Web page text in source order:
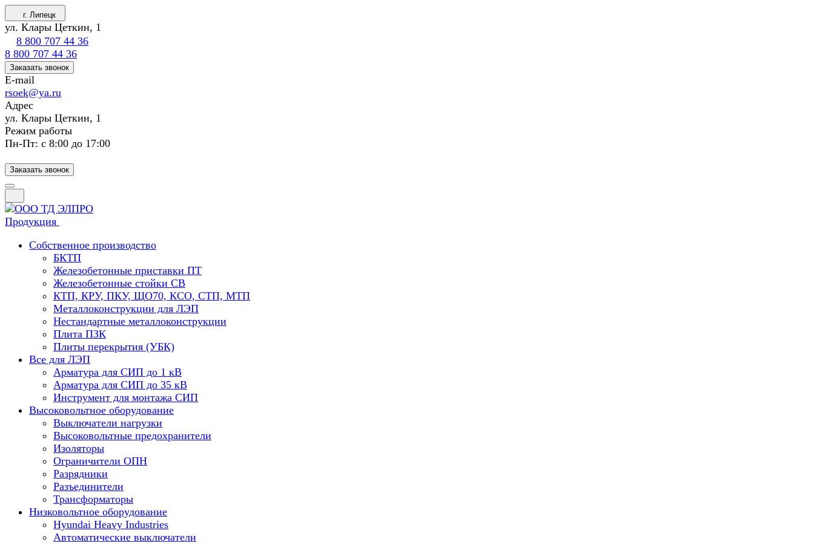
г. Липецк
ул. Клары Цеткин, 1
8 800 707 44 36
8 800 707 44 36
Заказать звонок
E-mail
rsoek@ya.ru
Адрес
ул. Клары Цеткин, 1
Режим работы
Пн-Пт: с 8:00 до 17:00
Заказать звонок
Продукция
Собственное производство
БКТП
Железобетонные приставки ПТ
Железобетонные стойки СВ
КТП, КРУ, ПКУ, ЩО70, КСО, СТП, МТП
Металлоконструкции для ЛЭП
Нестандартные металлоконструкции
Плита ПЗК
Плиты перекрытия (УБК)
Все для ЛЭП
Арматура для СИП до 1 кВ
Арматура для СИП до 35 кВ
Инструмент для монтажа СИП
Высоковольтное оборудование
Выключатели нагрузки
Высоковольтные предохранители
Изоляторы
Ограничители ОПН
Разрядники
Разъединители
Трансформаторы
Низковольтное оборудование
Hyundai Heavy Industries
Автоматические выключатели